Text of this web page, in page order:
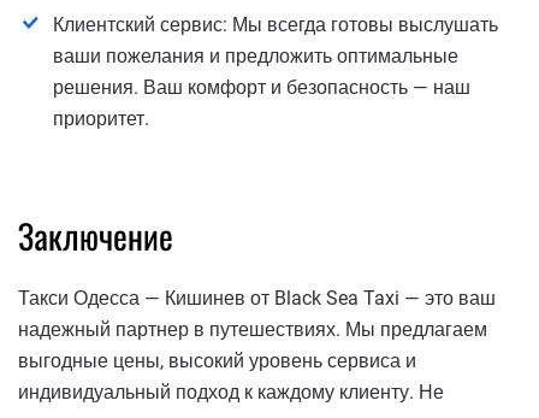
Клиентский сервис: Мы всегда готовы выслушать
ваши пожелания и предложить оптимальные
решения. Ваш комфорт и безопасность — наш
приоритет.
Заключение
Такси Одесса — Кишинев от Black Sea Taxi — это ваш
надежный партнер в путешествиях. Мы предлагаем
выгодные цены, высокий уровень сервиса и
индивидуальный подход к каждому клиенту. Не